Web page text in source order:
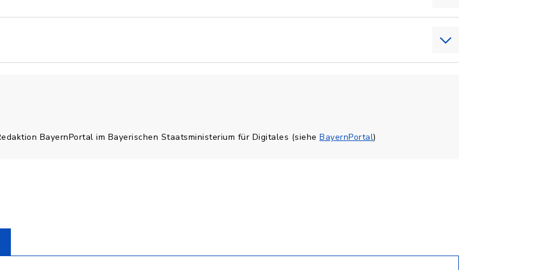
BayernPortal im Bayerischen Staatsministerium für Digitales (siehe BayernPortal)